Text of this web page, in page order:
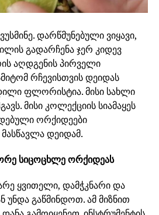
დარწმუნებული ვიყავი,
გადარჩენა ჯერ კიდევ
აღდგენის პირველი
რჩევისთვის დეიდას
ფლორისტია. მისი სახლი
მისი კოლექციის სიამაყეს
ორქიდეები
დეიდამ.
სიცოცხლე ორქიდეას
ყვითელი, დამჭკნარი და
გაწმინდოთ. ამ მიზნით